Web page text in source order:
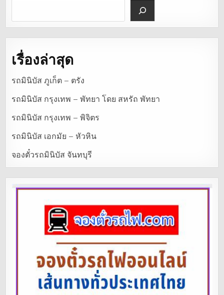
เรื่องล่าสุด
รถมินิบัส ภูเก็ต – ตรัง
รถมินิบัส กรุงเทพ – พัทยา โดย สหรัถ พัทยา
รถมินิบัส กรุงเทพ – พิจิตร
รถมินิบัส เอกมัย – หัวหิน
จองตั๋วรถมินิบัส จันทบุรี